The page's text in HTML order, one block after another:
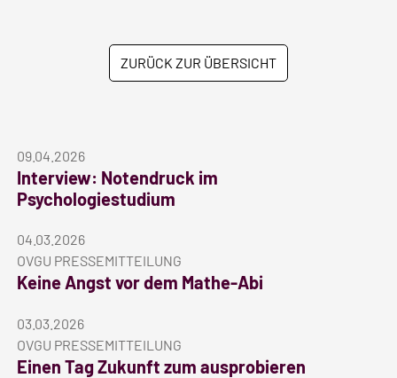
ZURÜCK ZUR ÜBERSICHT
09.04.2026
Interview: Notendruck im
Psychologiestudium
04.03.2026
OVGU PRESSEMITTEILUNG
Keine Angst vor dem Mathe-Abi
03.03.2026
OVGU PRESSEMITTEILUNG
Einen Tag Zukunft zum ausprobieren